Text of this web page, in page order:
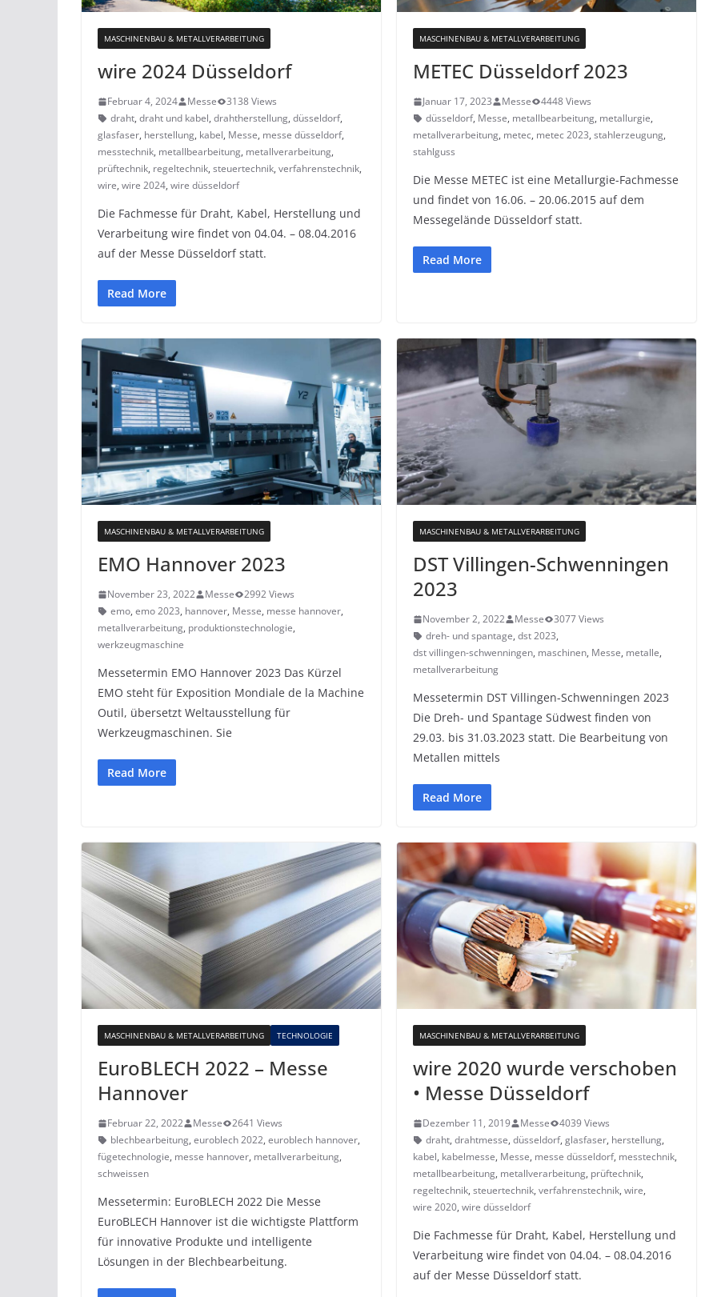
MASCHINENBAU & METALLVERARBEITUNG
wire 2024 Düsseldorf
Februar 4, 2024 Messe
3138 Views
draht, draht und kabel, drahtherstellung, düsseldorf,
glasfaser, herstellung, kabel, Messe, messe düsseldorf,
messtechnik, metallbearbeitung, metallverarbeitung,
prüftechnik, regeltechnik, steuertechnik, verfahrenstechnik,
wire, wire 2024, wire düsseldorf
Die Fachmesse für Draht, Kabel, Herstellung und
Verarbeitung wire findet von 04.04. – 08.04.2016
auf der Messe Düsseldorf statt.
Read More
MASCHINENBAU & METALLVERARBEITUNG
METEC Düsseldorf 2023
Januar 17, 2023 Messe
4448 Views
düsseldorf, Messe, metallbearbeitung, metallurgie,
metallverarbeitung, metec, metec 2023, stahlerzeugung,
stahlguss
Die Messe METEC ist eine Metallurgie-Fachmesse
und findet von 16.06. – 20.06.2015 auf dem
Messegelände Düsseldorf statt.
Read More
MASCHINENBAU & METALLVERARBEITUNG
EMO Hannover 2023
November 23, 2022 Messe
2992 Views
emo, emo 2023, hannover, Messe, messe hannover,
metallverarbeitung, produktionstechnologie,
werkzeugmaschine
Messetermin EMO Hannover 2023 Das Kürzel
EMO steht für Exposition Mondiale de la Machine
Outil, übersetzt Weltausstellung für
Werkzeugmaschinen. Sie
Read More
MASCHINENBAU & METALLVERARBEITUNG
DST Villingen-Schwenningen
2023
November 2, 2022 Messe
3077 Views
dreh- und spantage, dst 2023,
dst villingen-schwenningen, maschinen, Messe, metalle,
metallverarbeitung
Messetermin DST Villingen-Schwenningen 2023
Die Dreh- und Spantage Südwest finden von
29.03. bis 31.03.2023 statt. Die Bearbeitung von
Metallen mittels
Read More
MASCHINENBAU & METALLVERARBEITUNG TECHNOLOGIE
EuroBLECH 2022 – Messe
Hannover
Februar 22, 2022 Messe
2641 Views
blechbearbeitung, euroblech 2022, euroblech hannover,
fügetechnologie, messe hannover, metallverarbeitung,
schweissen
Messetermin: EuroBLECH 2022 Die Messe
EuroBLECH Hannover ist die wichtigste Plattform
für innovative Produkte und intelligente
Lösungen in der Blechbearbeitung.
MASCHINENBAU & METALLVERARBEITUNG
wire 2020 wurde verschoben
• Messe Düsseldorf
Dezember 11, 2019 Messe
4039 Views
draht, drahtmesse, düsseldorf, glasfaser, herstellung,
kabel, kabelmesse, Messe, messe düsseldorf, messtechnik,
metallbearbeitung, metallverarbeitung, prüftechnik,
regeltechnik, steuertechnik, verfahrenstechnik, wire,
wire 2020, wire düsseldorf
Die Fachmesse für Draht, Kabel, Herstellung und
Verarbeitung wire findet von 04.04. – 08.04.2016
auf der Messe Düsseldorf statt.